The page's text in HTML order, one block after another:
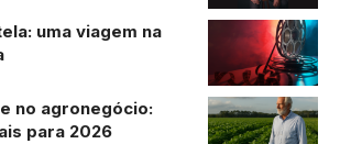
uma viagem na
no agronegócio:
para 2026